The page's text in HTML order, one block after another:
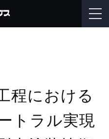
程における
トラル実現